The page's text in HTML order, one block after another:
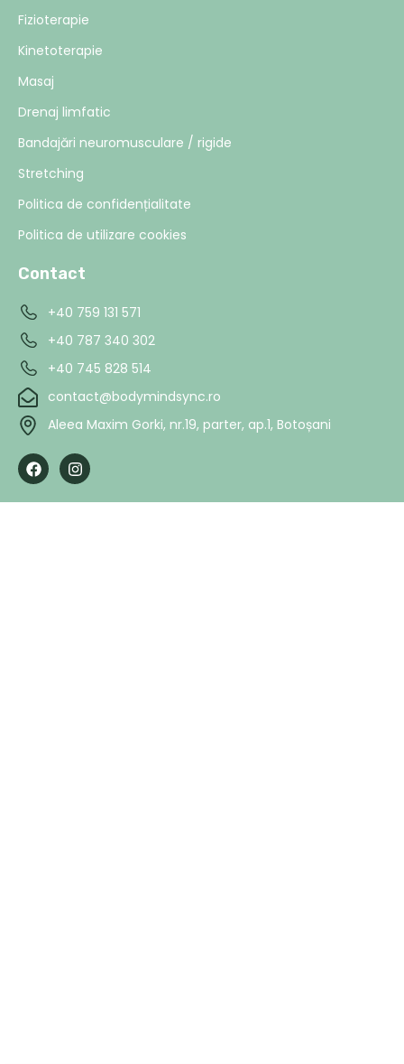
Fizioterapie
Kinetoterapie
Masaj
Drenaj limfatic
Bandajări neuromusculare / rigide
Stretching
Politica de confidențialitate
Politica de utilizare cookies
Contact
+40 759 131 571
+40 787 340 302
+40 745 828 514
contact@bodymindsync.ro
Aleea Maxim Gorki, nr.19, parter, ap.1, Botoșani
F
a
e
I
n
t